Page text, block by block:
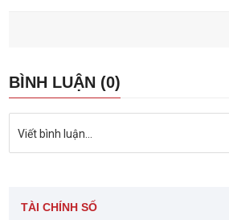
BÌNH LUẬN (0)
Viết bình luận...
TÀI CHÍNH SỐ